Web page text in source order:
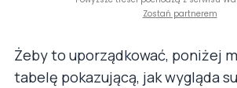
Zostań partnerem
Żeby to uporządkować, poniżej
tabelę pokazującą, jak wygląda